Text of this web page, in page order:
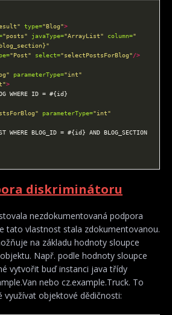
type="Blog">
"posts" javaType="ArrayList" column="
"Post" select="selectPostsForBlog"/>
parameterType="int"
>
parameterType="int"
diskriminátoru
nezdokumentovaná podpora
tato vlastnost stala zdokumentovanou.
na základu hodnoty sloupce
Např. podle hodnoty sloupce
vytvořit buď instanci java třídy
nebo cz.example.Truck. To
využívat objektové dědičnosti: